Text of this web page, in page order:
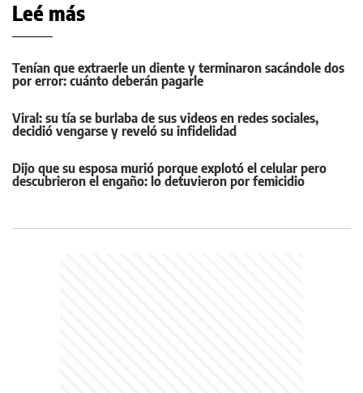
Leé más
Tenían que extraerle un diente y terminaron sacándole dos
por error: cuánto deberán pagarle
Viral: su tía se burlaba de sus videos en redes sociales,
decidió vengarse y reveló su infidelidad
Dijo que su esposa murió porque explotó el celular pero
descubrieron el engaño: lo detuvieron por femicidio